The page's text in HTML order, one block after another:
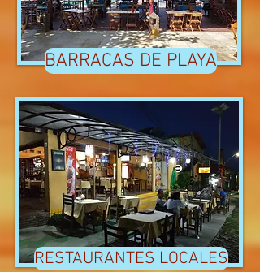
BARRACAS DE PLAYA
RESTAURANTES LOCALES